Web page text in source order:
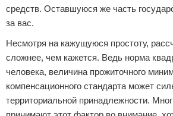
средств. Оставшуюся же часть
за вас.
Несмотря на кажущуюся простоту,
сложнее, чем кажется. Ведь норма
человека, величина прожиточного
компенсационного стандарта может
территориальной принадлежности.